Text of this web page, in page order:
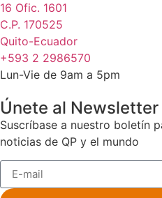
16 Ofic. 1601
C.P. 170525
Quito-Ecuador
+593 2 2986570
Lun-Vie de 9am a 5pm
Únete al Newsletter
Suscríbase a nuestro boletín
noticias de QP y el mundo